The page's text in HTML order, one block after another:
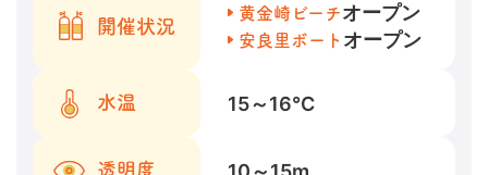
開催状況
黄金崎ビーチオープン
安良里ボート オープン
水温 15～16℃
透明度